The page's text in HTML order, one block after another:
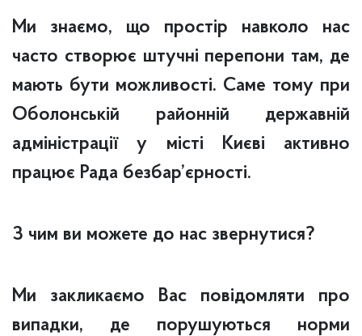
Ми знаємо, що простір навколо нас
часто створює штучні перепони там, де
мають бути можливості. Саме тому при
Оболонській районній державній
адміністрації у місті Києві активно
працює Рада безбар’єрності.
З чим ви можете до нас звернутися?
Ми закликаємо Вас повідомляти про
випадки, де порушуються норми